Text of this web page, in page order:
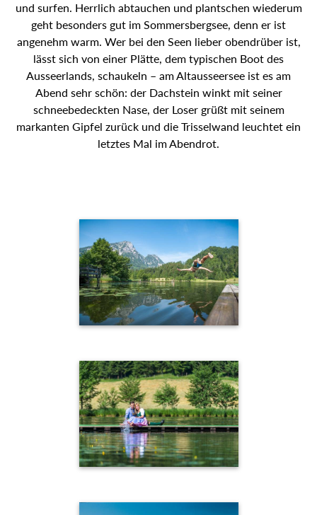
und surfen. Herrlich abtauchen und plantschen wiederum
geht besonders gut im Sommersbergsee, denn er ist
angenehm warm. Wer bei den Seen lieber obendrüber ist,
lässt sich von einer Plätte, dem typischen Boot des
Ausseerlands, schaukeln – am Altausseersee ist es am
Abend sehr schön: der Dachstein winkt mit seiner
schneebedeckten Nase, der Loser grüßt mit seinem
markanten Gipfel zurück und die Trisselwand leuchtet ein
letztes Mal im Abendrot.